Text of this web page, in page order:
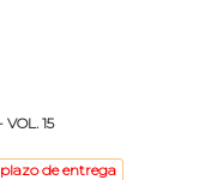
VOL. 15
de entrega